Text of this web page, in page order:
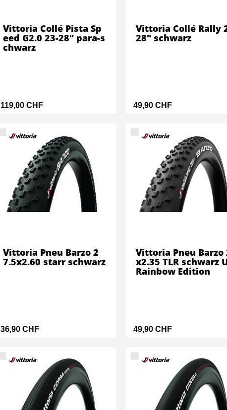
119,00 CHF
Vittoria Collé Pista Sp
eed G2.0 23-28" para-s
chwarz
49,90 CHF
Vittoria Collé Rally
28" schwarz
36,90 CHF
Vittoria Pneu Barzo 2
7.5x2.60 starr schwarz
49,90 CHF
Vittoria Pneu Barzo
x2.35 TLR schwarz
Rainbow Edition